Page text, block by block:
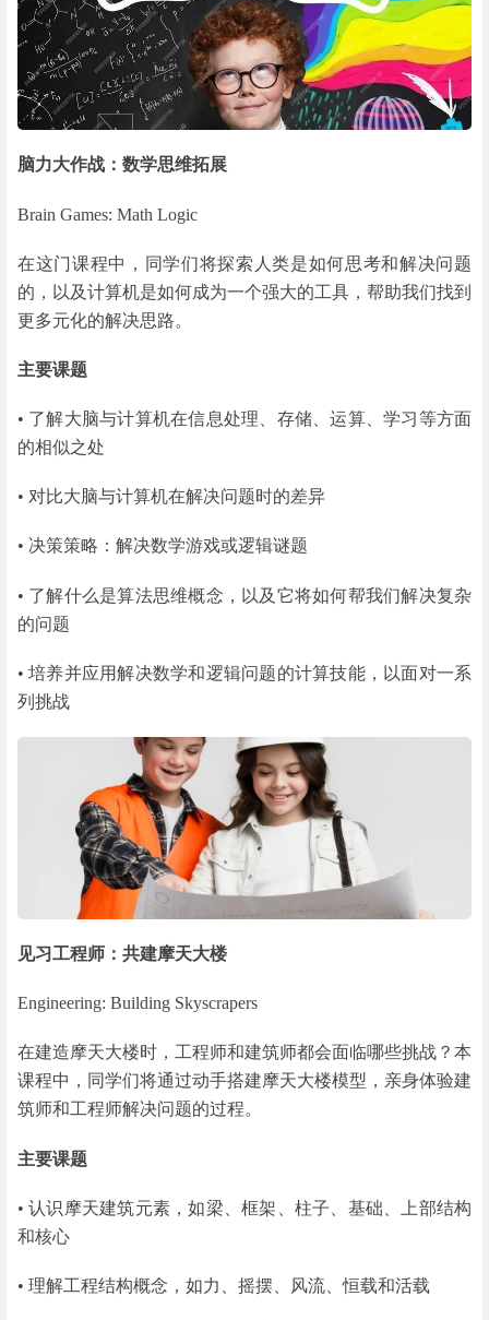
脑力大作战：数学思维拓展
Brain Games: Math Logic
在这门课程中，同学们将探索人类是如何思考和解决问题
的，以及计算机是如何成为一个强大的工具，帮助我们找到
更多元化的解决思路。
主要课题
• 了解大脑与计算机在信息处理、存储、运算、学习等方面
的相似之处
• 对比大脑与计算机在解决问题时的差异
• 决策策略：解决数学游戏或逻辑谜题
• 了解什么是算法思维概念，以及它将如何帮我们解决复杂
的问题
• 培养并应用解决数学和逻辑问题的计算技能，以面对一系
列挑战
见习工程师：共建摩天大楼
Engineering: Building Skyscrapers
在建造摩天大楼时，工程师和建筑师都会面临哪些挑战？本
课程中，同学们将通过动手搭建摩天大楼模型，亲身体验建
筑师和工程师解决问题的过程。
主要课题
• 认识摩天建筑元素，如梁、框架、柱子、基础、上部结构
和核心
• 理解工程结构概念，如力、摇摆、风流、恒载和活载